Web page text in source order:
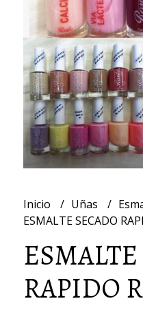
Inicio Uñas
ESMALTE SECADO
RAPIDO